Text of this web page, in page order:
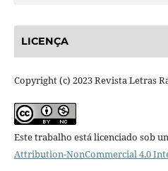
LICENÇA
Copyright (c) 2023 Revista Letras
Este trabalho está licenciado sob
Attribution-NonCommercial 4.0